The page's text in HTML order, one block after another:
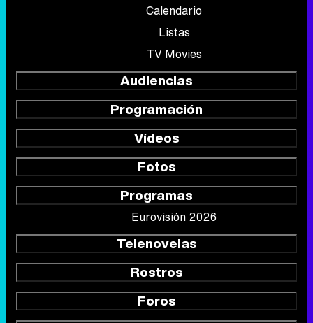
Calendario
Listas
TV Movies
Audiencias
Programación
Vídeos
Fotos
Programas
Eurovisión 2026
Telenovelas
Rostros
Foros